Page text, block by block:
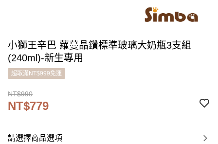
小獅王辛巴 蘿蔓晶鑽標準玻璃大奶瓶3支組
(240ml)-新生專用
超取滿NT$999免運
NT$990
NT$779
請選擇商品選項